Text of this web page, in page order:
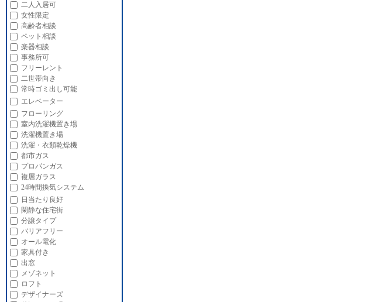
二人入居可
女性限定
高齢者相談
ペット相談
楽器相談
事務所可
フリーレント
二世帯向き
常時ゴミ出し可能
エレベーター
フローリング
室内洗濯機置き場
洗濯機置き場
洗濯・衣類乾燥機
都市ガス
プロパンガス
複層ガラス
24時間換気システム
日当たり良好
閑静な住宅街
分譲タイプ
バリアフリー
オール電化
家具付き
出窓
メゾネット
ロフト
デザイナーズ